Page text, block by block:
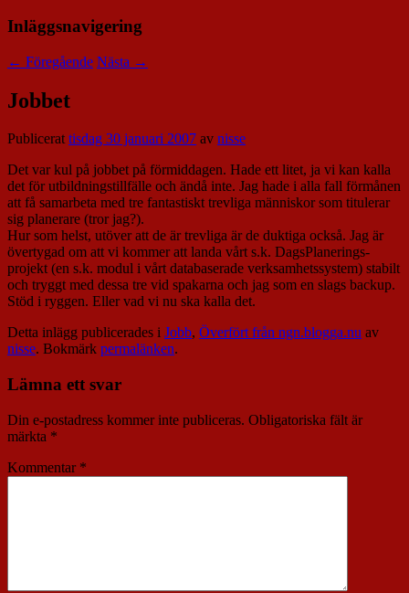
Inläggsnavigering
← Föregående Nästa →
Jobbet
Publicerattisdag 30 januari 2007 av nisse
Det var kul på jobbet på förmiddagen. Hade ett litet, ja vi kan kalla
det för utbildningstillfälle och ändå inte. Jag hade i alla fall förmånen
att få samarbeta med tre fantastiskt trevliga människor som titulerar
sig planerare (tror jag?).
Hur som helst, utöver att de är trevliga är de duktiga också. Jag är
övertygad om att vi kommer att landa vårt s.k. DagsPlanerings-
projekt (en s.k. modul i vårt databaserade verksamhetssystem) stabilt
och tryggt med dessa tre vid spakarna och jag som en slags backup.
Stöd i ryggen. Eller vad vi nu ska kalla det.
Detta inlägg publicerades i Jobb, Överfört från ngn.blogga.nu av
nisse. Bokmärk permalänken.
Lämna ett svar
Din e-postadress kommer inte publiceras. Obligatoriska fält är
märkta *
Kommentar *